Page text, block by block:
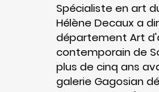
Spécialiste en art
Hélène Decaux a
département Art
contemporain de
plus de cinq ans
galerie Gagosian